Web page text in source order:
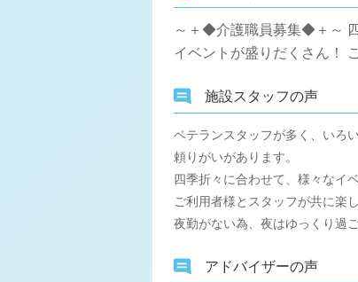
～＋◆介護職員募集◆＋～
イベントが盛りだくさん！
施設スタッフの声
ベテランスタッフが多く、いろ
頼りがいがあります。
四季折々に合わせて、様々なイ
ご利用者様とスタッフが共に楽
夜勤がない為、夜はゆっくり過ご
アドバイザーの声